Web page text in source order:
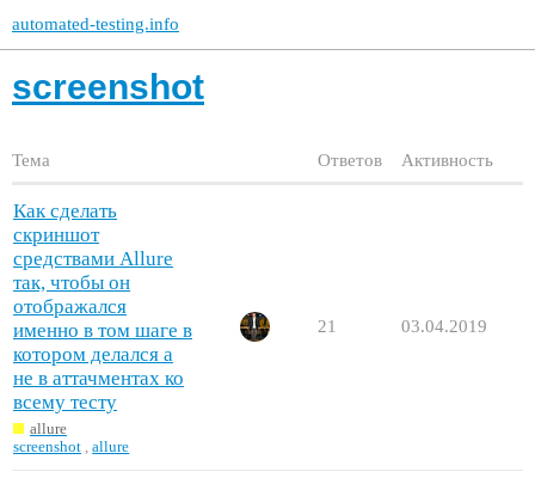
automated-testing.info
screenshot
Тема Ответов Активность
Как сделать
скриншот
средствами Allure
так, чтобы он
отображался
именно в том шаге в
котором делался а
не в аттачментах ко
всему тесту
allure
screenshot ,allure
21 03.04.2019